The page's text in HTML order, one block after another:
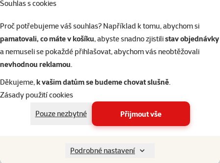
Souhlas s cookies
Proč potřebujeme váš souhlas? Například k tomu, abychom si
pamatovali, co máte v košíku, abyste snadno zjistilistav objednávky
a nemuseli se pokaždé přihlašovat, abychom vás neobtěžovali
nevhodnou reklamou.
Děkujeme,k vašim datům se budeme chovat slušně.
Zásady použití cookies
Pouze nezbytné
Přijmout vše
Podrobné nastavení
Hodnocení 0%
Cena
449 Kč
do košíku